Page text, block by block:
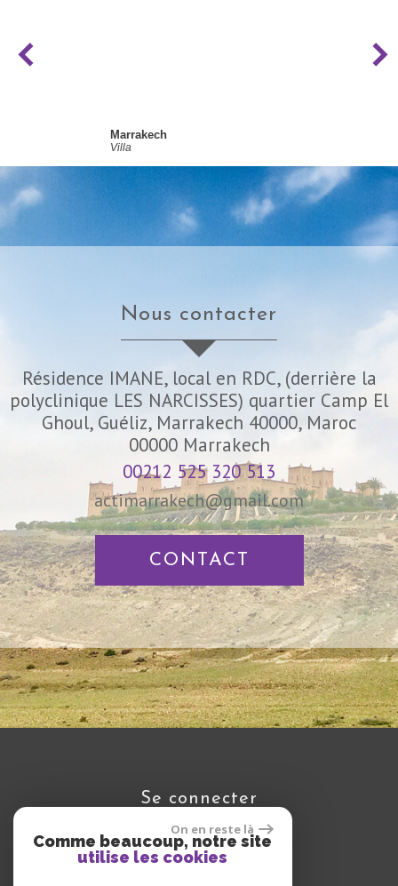
On en reste là
Comme beaucoup, notre site
utilise les cookies
Marrakech
Villa
nous contacter
Résidence IMANE, local en RDC, (derrière la
polyclinique LES NARCISSES) quartier Camp El
Ghoul, Guéliz, Marrakech 40000, Maroc
00000 Marrakech
00212 525 320 513
actimarrakech@gmail.com
CONTACT
se connecter